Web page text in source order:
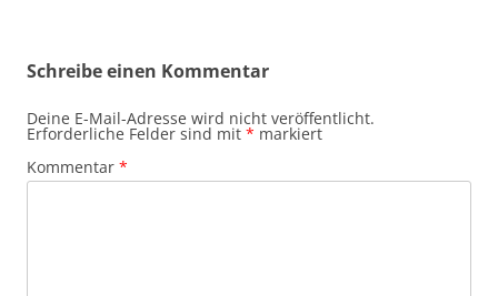
Schreibe einen Kommentar
Deine E-Mail-Adresse wird nicht veröffentlicht.
Erforderliche Felder sind mit * markiert
Kommentar *